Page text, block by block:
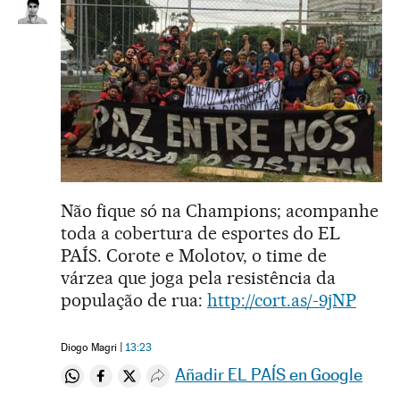
Não fique só na Champions; acompanhe
toda a cobertura de esportes do EL
PAÍS. Corote e Molotov, o time de
várzea que joga pela resistência da
população de rua: http://cort.as/-9jNP
Diogo Magri 13:23
Compartir en Whatsapp
Compartir en Facebook
Compartir en Twitter
Desplegar Redes Sociales
Añadir EL PAÍS en Google